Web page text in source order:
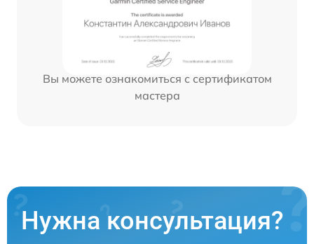
Вы можете ознакомиться с сертификатом
мастера
Нужна консультация?